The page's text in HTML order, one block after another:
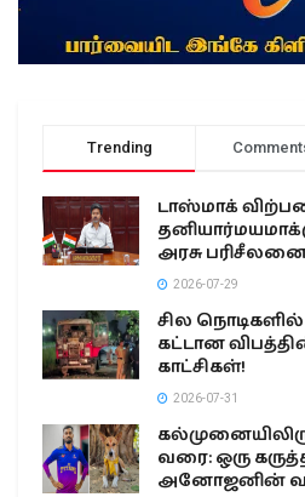
Trending
டாஸ்மாக்
அரசு
2026-07-29
சில
கட்டான
காட்சிகள்!
2026-07-31
வரை: ஒரு
அனோஜனின்